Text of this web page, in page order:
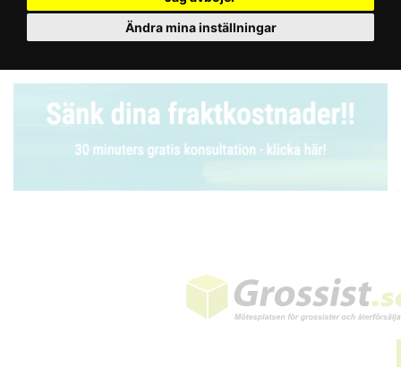
Ändra mina inställningar